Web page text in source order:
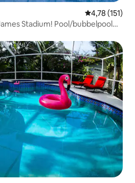
4,78 av 5 i
4,78 (151)
Stadium! Pool/bubbelpool